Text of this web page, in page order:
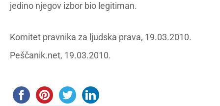
jedino njegov izbor bio legitiman.
Komitet pravnika za ljudska prava, 19.03.2010.
Peščanik.net, 19.03.2010.